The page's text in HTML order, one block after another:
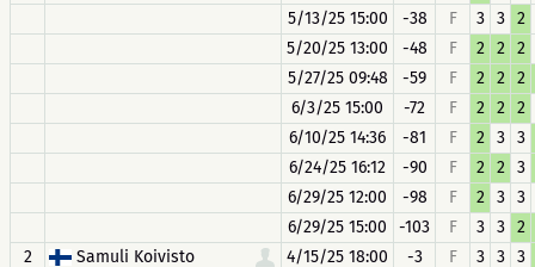
5/13/25 15:00
-38 F 3 3
2
5/20/25 13:00
-48 F 2 2
2
5/27/25 09:48
-59 F 2 2
2
6/3/25 15:00
-72 F 2 2
2
6/10/25 14:36
-81 F 2 3
3
6/24/25 16:12
-90 F 2 2
3
6/29/25 12:00
-98 F 2 3
3
6/29/25 15:00
-103 F 3 3
2
2
Samuli Koivisto 4/15/25 18:00 -3 F 3 3
3